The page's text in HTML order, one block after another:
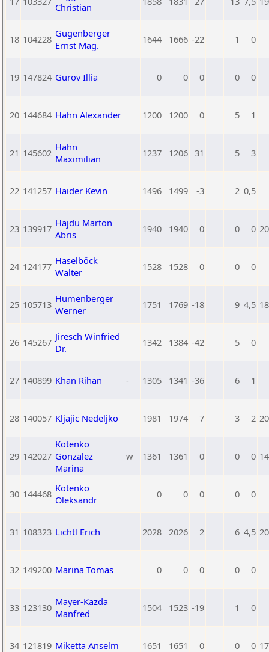
Christian
18 104228 Gugenberger
Ernst Mag.
1644 1666 -22 1 0
19 147824 Gurov Illia 0 0 0 0 0
20 144684 Hahn Alexander 1200 1200 0 5 1
21 145602 Hahn
Maximilian
1237 1206 31 5 3
22 141257 Haider Kevin 1496 1499 -3 2 0,5
23 139917 Hajdu Marton
Abris
1940 1940 0 0 0
24 124177 Haselböck
Walter
1528 1528 0 0 0
25 105713 Humenberger
Werner
1751 1769 -18 9 4,5
26 145267 Jiresch Winfried
Dr.
1342 1384 -42 5 0
27 140899 Khan Rihan - 1305 1341 -36 6 1
28 140057 Kljajic Nedeljko 1981 1974 7 3 2
29 142027
Kotenko
Gonzalez
Marina
w 1361 1361 0 0 0
30 144468 Kotenko
Oleksandr
0 0 0 0 0
31 108323 Lichtl Erich 2028 2026 2 6 4,5
32 149200 Marina Tomas 0 0 0 0 0
33 123130 Mayer-Kazda
Manfred
1504 1523 -19 1 0
34 121819 Miketta Anselm 1651 1651 0 0 0